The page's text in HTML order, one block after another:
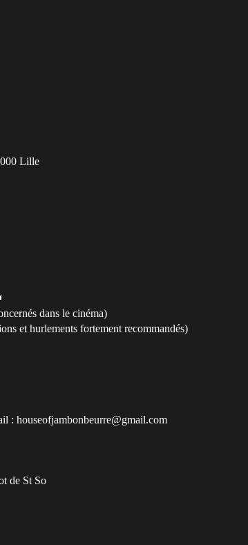
Lille
dans le cinéma)
et hurlements fortement recommandés)
: houseofjambonbeurre@gmail.com
de St So